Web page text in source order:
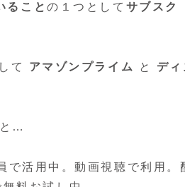
ることの１つとして サブスク
て アマゾンプライム と デ
…
活用中。動画視聴で利用。